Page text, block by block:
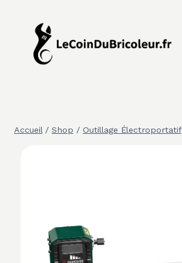
contenu
Accueil / Shop / Outillage Électroportatif